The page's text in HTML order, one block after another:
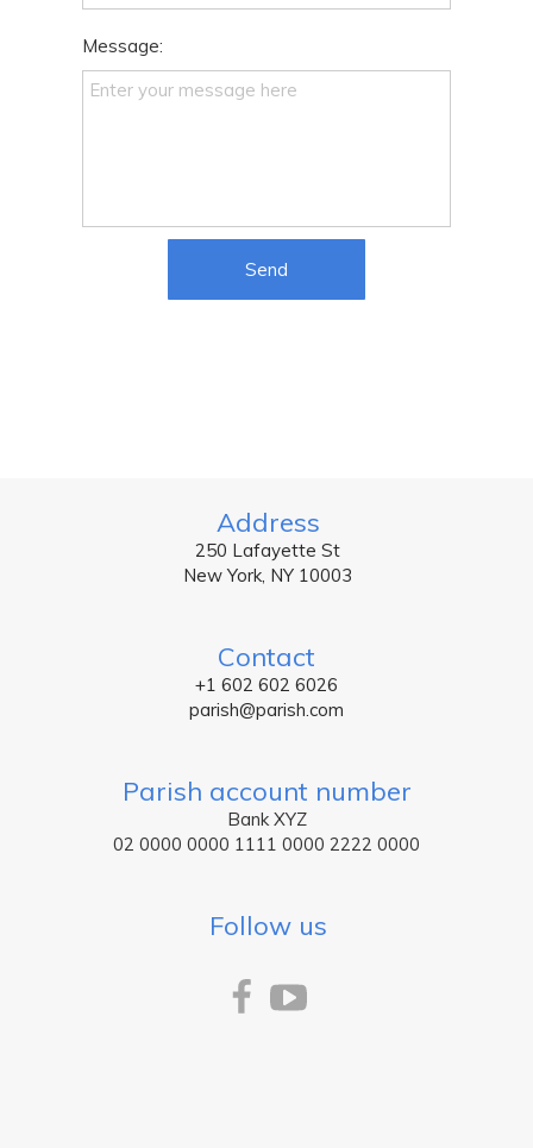
Message:
Send
Address
250 Lafayette St
New York, NY 10003
Contact
+1 602 602 6026
parish@parish.com
Parish account number
Bank XYZ
02 0000 0000 1111 0000 2222 0000
Follow us